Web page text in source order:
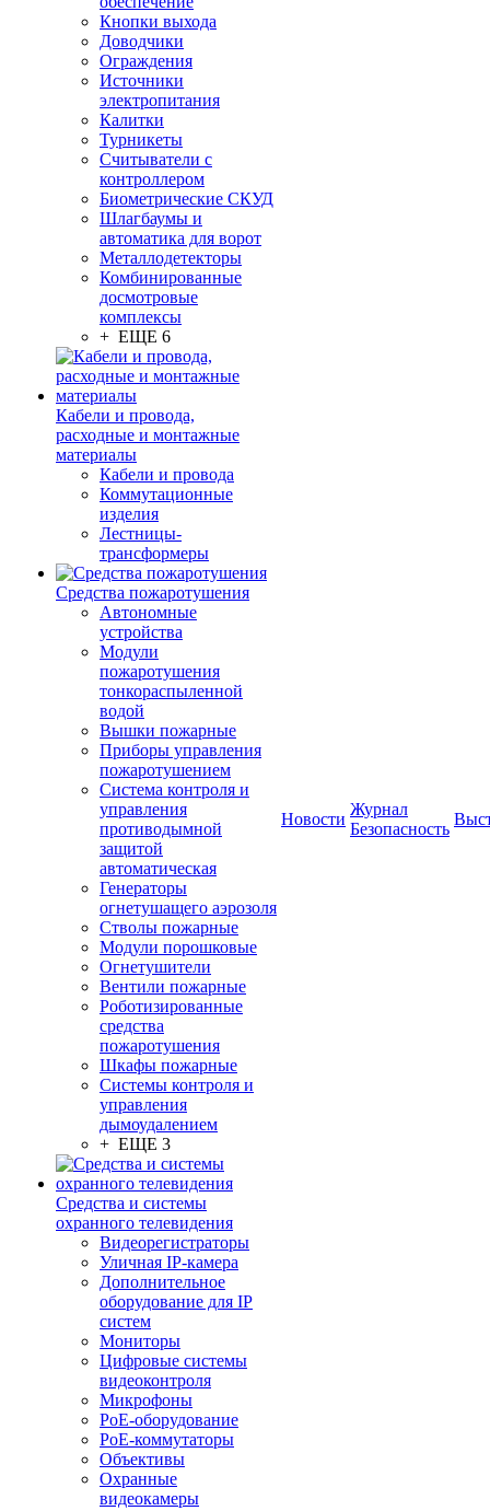
Кнопки выхода
Доводчики
Ограждения
Источники
электропитания
Калитки
Турникеты
Считыватели с
контроллером
Биометрические СКУД
Шлагбаумы и
автоматика для ворот
Металлодетекторы
Комбинированные
досмотровые
комплексы
+ ЕЩЕ 6
Кабели и провода,
расходные и монтажные
материалы
Кабели и провода
Коммутационные
изделия
Лестницы-
трансформеры
Средства пожаротушения
Автономные
устройства
Модули
пожаротушения
тонкораспыленной
водой
Вышки пожарные
Приборы управления
пожаротушением
Система контроля и
управления
противодымной
защитой
автоматическая
Генераторы
огнетушащего аэрозоля
Стволы пожарные
Модули порошковые
Огнетушители
Вентили пожарные
Роботизированные
средства
пожаротушения
Шкафы пожарные
Системы контроля и
управления
дымоудалением
+ ЕЩЕ 3
Средства и системы
охранного телевидения
Видеорегистраторы
Уличная IP-камера
Дополнительное
оборудование для IP
систем
Мониторы
Цифровые системы
видеоконтроля
Микрофоны
PoE-оборудование
PoE-коммутаторы
Объективы
Охранные
видеокамеры
Новости
Журнал
Безопасность